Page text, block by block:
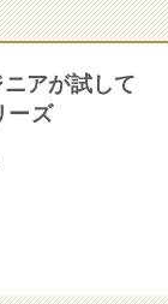
アが試して
ーズ